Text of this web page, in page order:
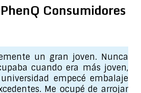
Consumidores
un gran joven. Nunca
cuando era más joven,
empecé embalaje
Me ocupé de arrojar